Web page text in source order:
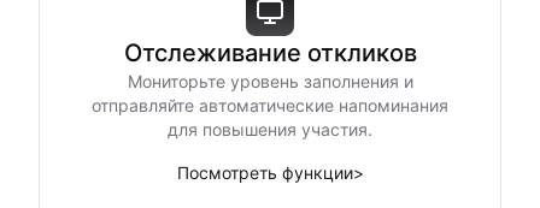
Отслеживание откликов
Мониторьте уровень заполнения и
отправляйте автоматические напоминания
для повышения участия.
Посмотреть функции>